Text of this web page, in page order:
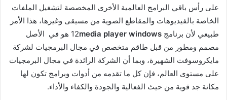
على رأس باقي البرامج العالمية الأخرى المخصصة لتشغيل الملفات
الخاصة بالفيديوهات والمقاطع الصوية من مسيقى وغيرها، هذا الأمر
طبيعي لأن برنامج 12 media player windows
هو في الأصل
مصمم ومطور من قبل طاقم متخصص في مجال البرمجيات لشركة
مايكروسوفت الشهيرة، وبما أن الشركة الرائدة في مجال البرمجيات
على مستوى العالم، فإن كل ما تقدمه من أدوات وبرامج تكون لها
مكانة جد قوية من حيث الفعالية والجودة والكفاء والأداء.